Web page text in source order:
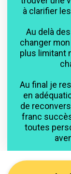
à clarifier
Au delà
changer
plus limitant
Au final je
en
de
franc
toutes